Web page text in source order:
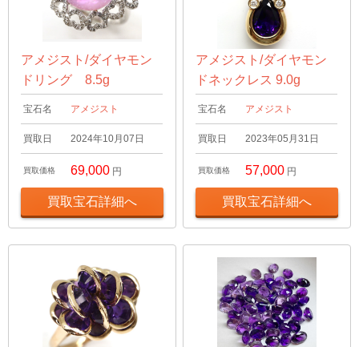
アメジスト/ダイヤモン
ドリング 8.5g
宝石名 アメジスト
買取日 2024年10月07日
買取価格 69,000 円
買取宝石詳細へ
アメジスト/ダイヤモン
ドネックレス 9.0g
宝石名 アメジスト
買取日 2023年05月31日
買取価格 57,000 円
買取宝石詳細へ